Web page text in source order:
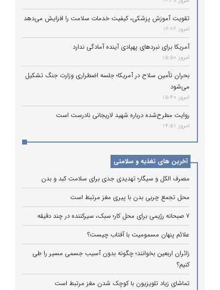
تقویت آموزش پزشکی، کیفیت خدمات سلامت را افزایش می‌دهد
امروز 16:26
آمریکا برای نبردهای پهپادی آینده آمادگی ندارد
امروز 15:50
بحران تأمین سلاح در آمریکا؛ جلسه اضطراری وزارت جنگ تشکیل
می‌شود
امروز 15:40
روایت مطرح‌شده درباره شهید لاریجانی نادرست است
امروز 14:51
آخرین های تغذیه و سلامتی
مصرف الکل و سیگار؛ تهدیدی جدی برای سلامت کبد و بدن
محل تجمع چربی بدن با پیری مغز مرتبط است
۷ صبحانه رژیمی برای محل کار؛ سبک، سیرکننده در چند دقیقه
علائم پنهان مسمومیت با آفتاب چیست؟
زائران اربعین بخوانند؛ چگونه بدون آسیب جسمی مسیر را طی
کنیم؟
تماشای زیاد تلویزیون با کوچک شدن مغز مرتبط است